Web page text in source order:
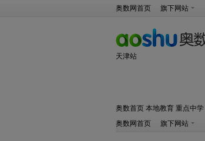
奥数网首页 旗下网站
天津站
奥数首页 本地教育 重点中学
奥数网首页
旗下网站